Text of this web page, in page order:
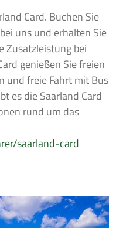
Card. Buchen Sie
uns und erhalten Sie
Zusatzleistung bei
genießen Sie freien
und freie Fahrt mit Bus
es die Saarland Card
rund um das
saarland-card